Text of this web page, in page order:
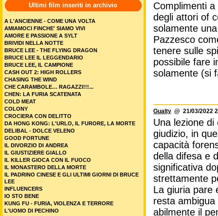
Complimenti
degli attori of
solamente
Pazzesco
tenere sulle
possibile fare
solamente (si
Gualty @ 21/03/2022
Una lezione
giudizio, in
capacità
della difesa e
significativa
strettamente
La giuria pare
resta
abilmente il
Ultimi film inseriti in archivio
A L'ANCIENNE - COME UNA VOLTA
AMIAMOCI FINCHE' SIAMO VIVI
AMORE E PASSIONE A SYLT
BRIVIDI NELLA NOTTE
BRUCE LEE - THE FLYING DRAGON
BRUCE LEE IL LEGGENDARIO
BRUCE LEE, IL CAMPIONE
CASH OUT 2: HIGH ROLLERS
CHASING THE WIND
CHE CARAMBOLE… RAGAZZI!!!...
CHEN: LA FURIA SCATENATA
COLD MEAT
COLONY
CROCIERA CON DELITTO
DA HONG KONG: L'URLO, IL FURORE, LA MORTE
DELIBAL - DOLCE VELENO
GOOD FORTUNE
IL DIVORZIO DI ANDREA
IL GIUSTIZIERE GIALLO
IL KILLER GIOCA CON IL FUOCO
IL MONASTERO DELLA MORTE
IL PADRINO CINESE E GLI ULTIMI GIORNI DI BRUCE
LEE
INFLUENCERS
IO STO BENE
KUNG FU - FURIA, VIOLENZA E TERRORE
L'UOMO DI PECHINO